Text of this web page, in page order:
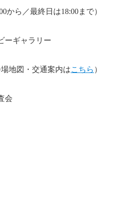
ら／最終日は18:00まで）
ーギャラリー
地図・交通案内はこちら ）
会